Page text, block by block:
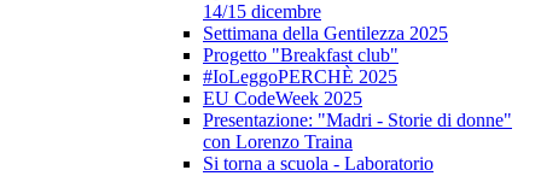
14/15 dicembre
Settimana della Gentilezza 2025
Progetto "Breakfast club"
#IoLeggoPERCHÈ 2025
EU CodeWeek 2025
Presentazione: "Madri - Storie di donne"
con Lorenzo Traina
Si torna a scuola - Laboratorio